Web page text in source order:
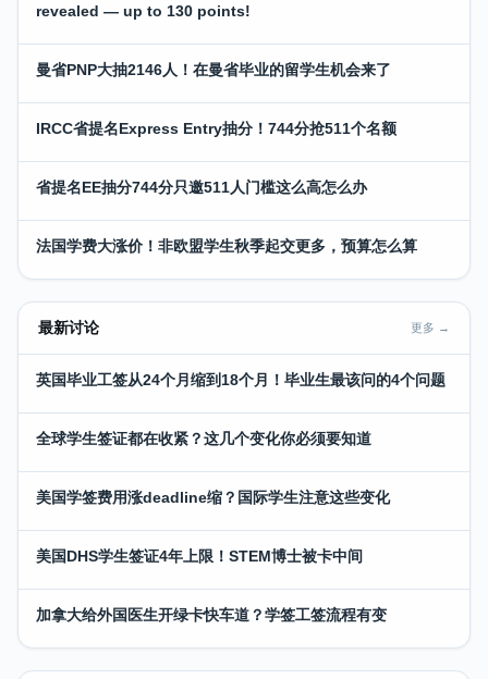
revealed — up to 130 points!
曼省PNP大抽2146人！在曼省毕业的留学生机会来了
IRCC省提名Express Entry抽分！744分抢511个名额
省提名EE抽分744分只邀511人门槛这么高怎么办
法国学费大涨价！非欧盟学生秋季起交更多，预算怎么算
最新讨论 更多 →
英国毕业工签从24个月缩到18个月！毕业生最该问的4个问题
全球学生签证都在收紧？这几个变化你必须要知道
美国学签费用涨deadline缩？国际学生注意这些变化
美国DHS学生签证4年上限！STEM博士被卡中间
加拿大给外国医生开绿卡快车道？学签工签流程有变